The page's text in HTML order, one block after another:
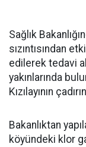
Sağlık
sızıntısından
edilerek tedavi
yakınlarında
Kızılayının
Bakanlıktan
köyündeki klor